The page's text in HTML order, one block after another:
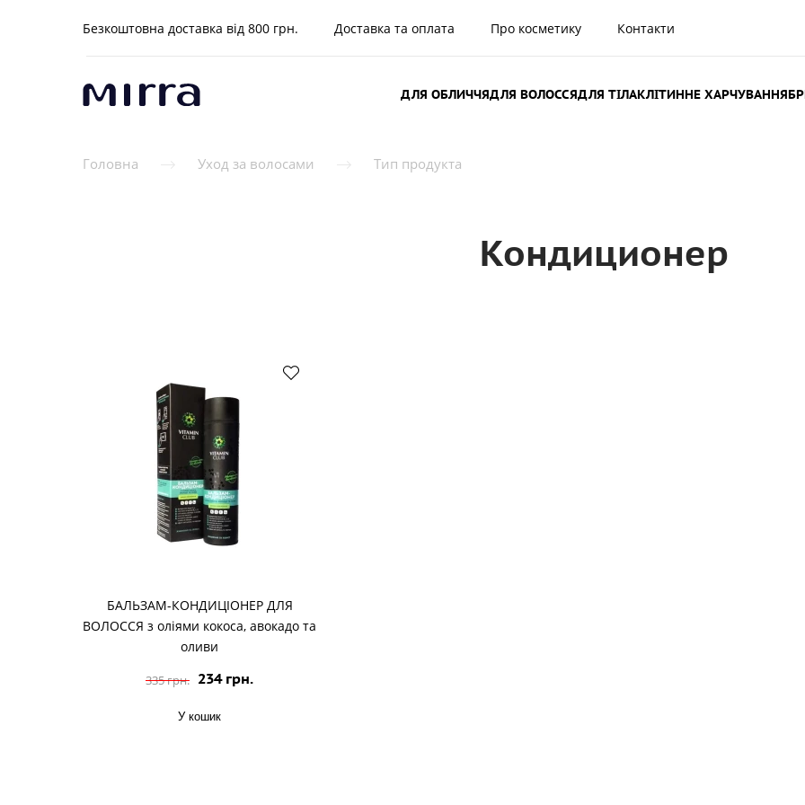
Безкоштовна доставка від 800 грн. Доставка та оплата Про косметику Контакти
ДЛЯ ОБЛИЧЧЯДЛЯ ВОЛОССЯДЛЯ ТІЛАКЛІТИННЕ ХАРЧУВАННЯ
Головна Уход за волосами Тип продукта
Кондиционер
БАЛЬЗАМ-КОНДИЦІОНЕР ДЛЯ
ВОЛОССЯ з оліями кокоса, авокадо та
оливи
335 грн. 234 грн.
У кошик